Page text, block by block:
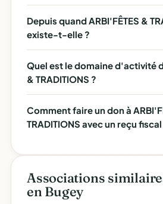
Depuis quand ARBI'FÊTES &
existe-t-elle ?
Quel est le domaine d'activité
& TRADITIONS ?
Comment faire un don à
TRADITIONS avec un reçu fiscal
Associations
en Bugey